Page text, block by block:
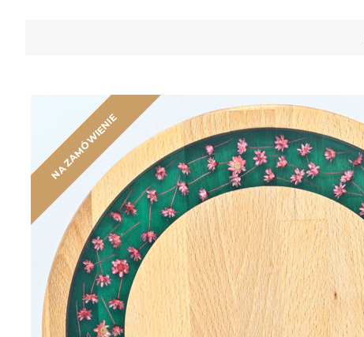
NA ZAMÓWIENIE